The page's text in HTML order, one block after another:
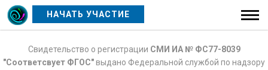
НАЧАТЬ УЧАСТИЕ
Свидетельство о регистрации СМИ ИА № ФС77-8039
"Соответсвует ФГОС"выдано Федеральной службой по надзору